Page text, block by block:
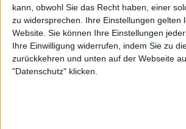
kann, obwohl Sie das Recht haben, einer
zu widersprechen. Ihre Einstellungen gelten
Website. Sie können Ihre Einstellungen
Ihre Einwilligung widerrufen, indem Sie zu
zurückkehren und unten auf der Webseite
"Datenschutz" klicken.